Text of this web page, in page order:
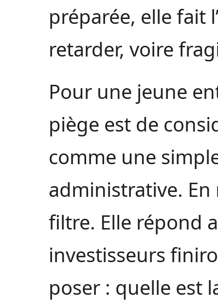
préparée, elle fait
retarder, voire
Pour une jeune
piège est de
comme une
administrative.
filtre. Elle répond
investisseurs
poser : quelle est